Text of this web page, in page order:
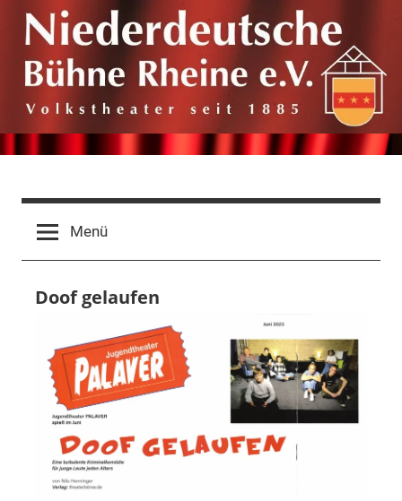
Zum
Inhalt
springen
Niederdeutsche
Bühne
Rheine
e.V.
1885
Menü
Doof gelaufen